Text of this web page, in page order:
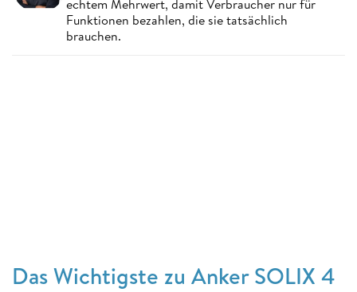
echtem Mehrwert, damit Verbraucher nur für
Funktionen bezahlen, die sie tatsächlich
brauchen.
Das Wichtigste zu Anker SOLIX 4